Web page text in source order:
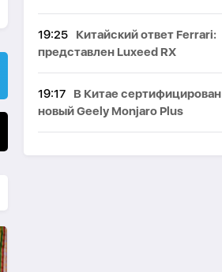
19:25
Китайский ответ Ferrari:
представлен Luxeed RX
19:17
В Китае сертифицирован
новый Geely Monjaro Plus
19:07 Суд обязал Meta создать